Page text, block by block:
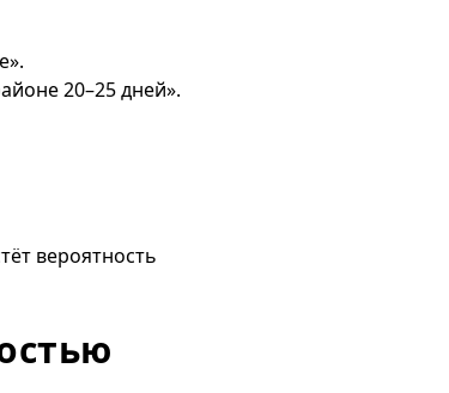
20–25 дней».
вероятность